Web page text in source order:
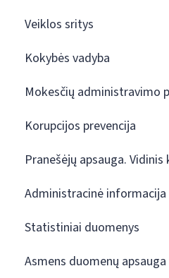
Veiklos sritys
Kokybės vadyba
Mokesčių administravimo
Korupcijos prevencija
Pranešėjų apsauga. Vidinis
Administracinė informacija
Statistiniai duomenys
Asmens duomenų apsauga